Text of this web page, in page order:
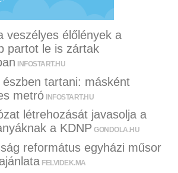
veszélyes élőlények a
partot le is zártak
INFOSTART.HU
észben tartani: másként
metró INFOSTART.HU
létrehozását javasolja a
a KDNP GONDOLA.HU
református egyházi műsor
FELVIDEK.MA